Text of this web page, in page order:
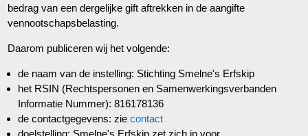
bedrag van een dergelijke gift aftrekken in de aangifte
vennootschapsbelasting.
Daarom publiceren wij het volgende:
de naam van de instelling: Stichting Smelne's Erfskip
het RSIN (Rechtspersonen en Samenwerkingsverbanden
Informatie Nummer): 816178136
de contactgegevens: ziecontact
doelstelling: Smelne's Erfskip zet zich in voor